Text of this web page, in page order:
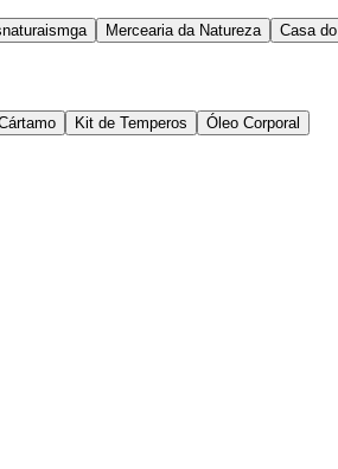
Mercearia da Natureza Casa
Kit de Temperos Óleo Corporal